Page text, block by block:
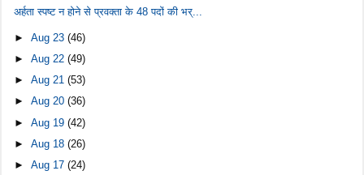
अर्हता स्पष्ट न होने से प्रवक्ता के 48 पदों की भर्...
►Aug 23(46)
►Aug 22(49)
►Aug 21(53)
►Aug 20(36)
►Aug 19(42)
►Aug 18(26)
►Aug 17(24)